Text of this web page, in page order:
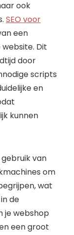
ook
SEO voor
een
Dit
door
scripts
en
kunnen
van
om
wat
de
je webshop
een groot